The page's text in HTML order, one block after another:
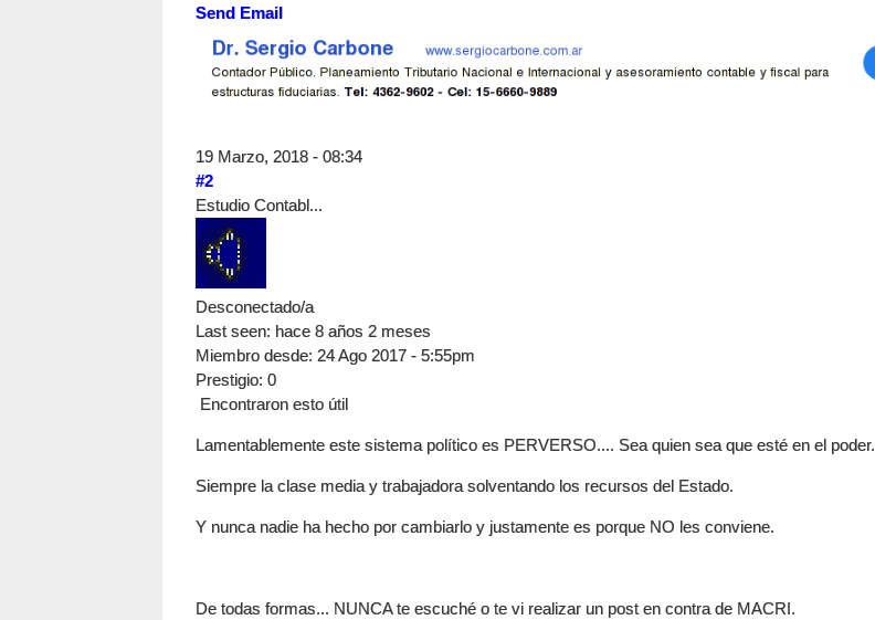
Send Email
19 Marzo, 2018 - 08:34
#2
Estudio Contabl...
Desconectado/a
Last seen: hace 8 años 2 meses
Miembro desde: 24 Ago 2017 - 5:55pm
Prestigio: 0
Encontraron esto útil
Lamentablemente este sistema político es PERVERSO.... Sea quien sea que esté en el poder.
Siempre la clase media y trabajadora solventando los recursos del Estado.
Y nunca nadie ha hecho por cambiarlo y justamente es porque NO les conviene.
De todas formas... NUNCA te escuché o te vi realizar un post en contra de MACRI.